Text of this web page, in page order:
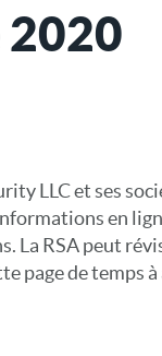
LLC et ses
en
La RSA peut
page de temps